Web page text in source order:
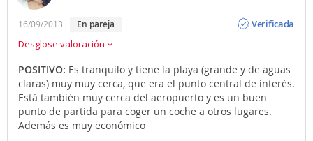
16/09/2013 en pareja
Verificada
Desglose valoración
POSITIVO: Es tranquilo y tiene la playa (grande y de aguas
claras) muy muy cerca, que era el punto central de interés.
Está también muy cerca del aeropuerto y es un buen
punto de partida para coger un coche a otros lugares.
Además es muy económico